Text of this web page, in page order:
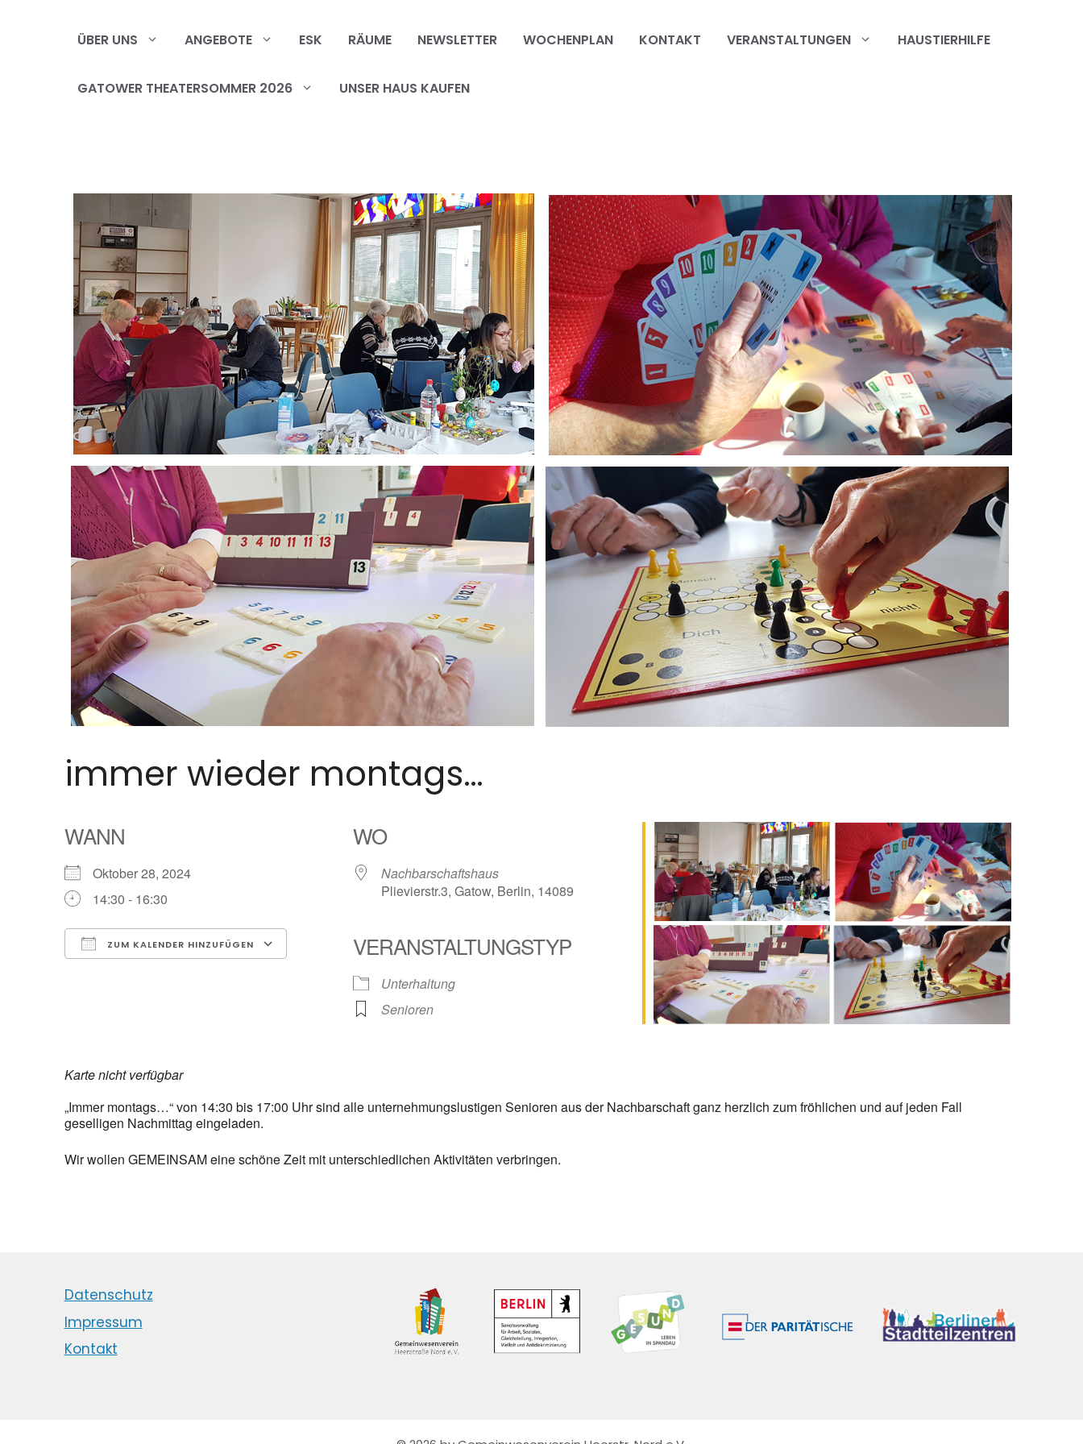
ÜBER UNS ANGEBOTE ESK RÄUME NEWSLETTER WOCHENPLAN KONTAKT VERANSTALTUNGEN HAUSTIERHILFE
GATOWER THEATERSOMMER 2026 UNSER HAUS KAUFEN
immer wieder montags…
WANN
Oktober 28, 2024
14:30 - 16:30
ZUM KALENDER HINZUFÜGEN
Google Kalender Office 365 Outlook Live
WO
Nachbarschaftshaus
Plievierstr.3, Gatow, Berlin, 14089
VERANSTALTUNGSTYP
Unterhaltung
Senioren
Karte nicht verfügbar
„Immer montags…“ von 14:30 bis 17:00 Uhr sind alle unternehmungslustigen Senioren aus der Nachbarschaft ganz herzlich zum fröhlichen und auf jeden Fall
geselligen Nachmittag eingeladen.
Wir wollen GEMEINSAM eine schöne Zeit mit unterschiedlichen Aktivitäten verbringen.
Datenschutz
Impressum
Kontakt